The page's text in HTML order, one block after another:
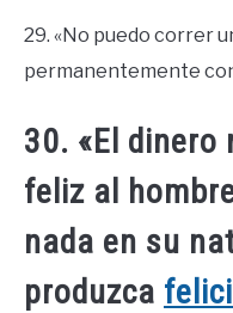
29. «No puedo correr
permanentemente
30. «El dinero
feliz al
nada en su
produzca